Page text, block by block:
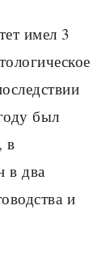
имел 3
был
в
в два
и